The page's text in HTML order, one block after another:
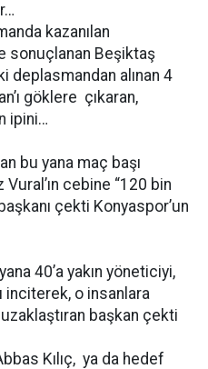
kazanılan
sonuçlanan Beşiktaş
deplasmandan alınan 4
göklere çıkaran,
ipini…
bu yana maç başı
Vural’ın cebine “120 bin
çekti Konyaspor’un
40’a yakın yöneticiyi,
inciterek, o insanlara
başkan çekti
Kılıç, ya da hedef